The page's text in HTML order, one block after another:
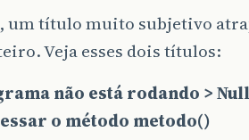
um título muito subjetivo
Veja esses dois títulos:
não está rodando >
o método metodo()